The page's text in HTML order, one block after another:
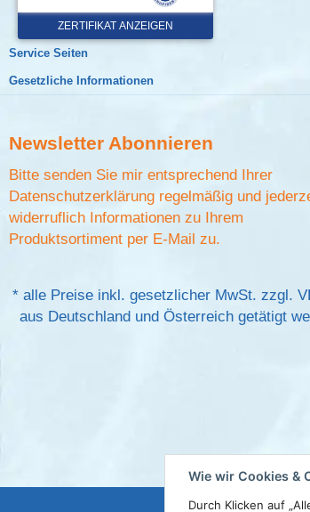
Wie wir Cookies &
Durch Klicken auf
Service Seiten
Gesetzliche Informationen
Newsletter Abonnieren
Bitte senden Sie mir entsprechend Ihrer
Datenschutzerklärung regelmäßig und
widerruflich Informationen zu Ihrem
Produktsortiment per E-Mail zu.
* alle Preise inkl. gesetzlicher MwSt. zzgl.
aus Deutschland und Österreich getätigt